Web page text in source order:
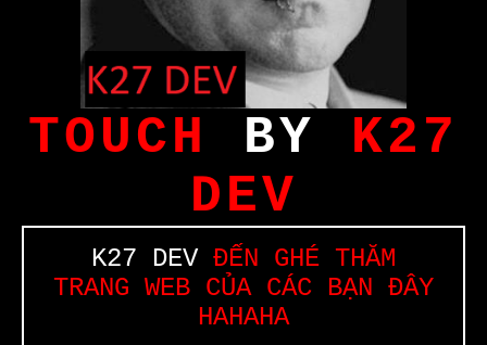
TOUCH BY K27
DEV
K27 DEVĐẾN GHÉ THĂM
TRANG WEB CỦA CÁC BẠN ĐÂY
HAHAHA